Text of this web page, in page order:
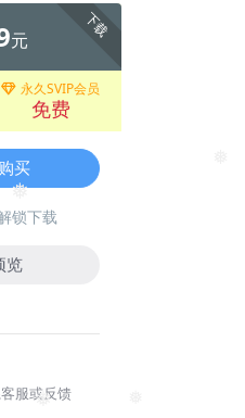
下载
元
永久SVIP会员
免费
买
锁下载
览
服或反馈